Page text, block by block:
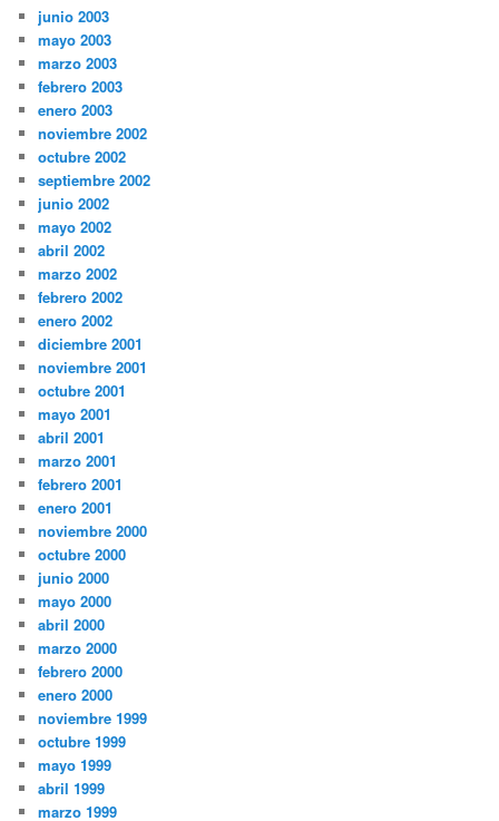
junio 2003
mayo 2003
marzo 2003
febrero 2003
enero 2003
noviembre 2002
octubre 2002
septiembre 2002
junio 2002
mayo 2002
abril 2002
marzo 2002
febrero 2002
enero 2002
diciembre 2001
noviembre 2001
octubre 2001
mayo 2001
abril 2001
marzo 2001
febrero 2001
enero 2001
noviembre 2000
octubre 2000
junio 2000
mayo 2000
abril 2000
marzo 2000
febrero 2000
enero 2000
noviembre 1999
octubre 1999
mayo 1999
abril 1999
marzo 1999